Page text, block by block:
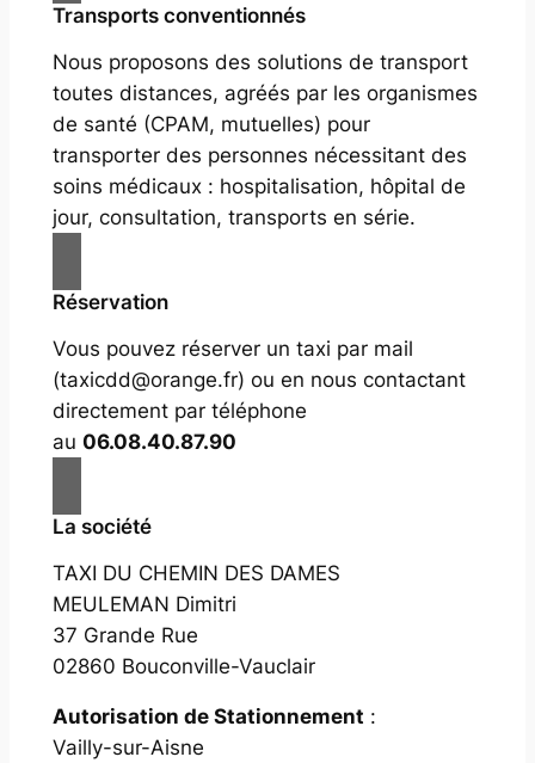
Transports conventionnés
Nous proposons des solutions de transport
toutes distances, agréés par les organismes
de santé (CPAM, mutuelles) pour
transporter des personnes nécessitant des
soins médicaux : hospitalisation, hôpital de
jour, consultation, transports en série.
Réservation
Vous pouvez réserver un taxi par mail
(taxicdd@orange.fr) ou en nous contactant
directement par téléphone
au 06.08.40.87.90
La société
TAXI DU CHEMIN DES DAMES
MEULEMAN Dimitri
37 Grande Rue
02860 Bouconville-Vauclair
Autorisation de Stationnement :
Vailly-sur-Aisne